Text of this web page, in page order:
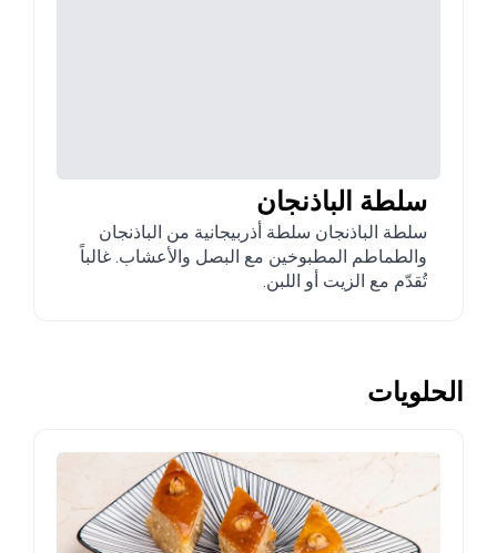
سلطة الباذنجان
سلطة الباذنجان سلطة أذربيجانية من الباذنجان
والطماطم المطبوخين مع البصل والأعشاب. غالباً
تُقدّم مع الزيت أو اللبن.
الحلويات